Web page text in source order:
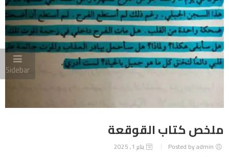
Sidebar
ملخص كتاب القوقعة
يناير 1, 2025